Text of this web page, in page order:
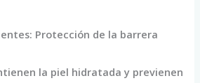
Protección de la barrera
la piel hidratada y previenen